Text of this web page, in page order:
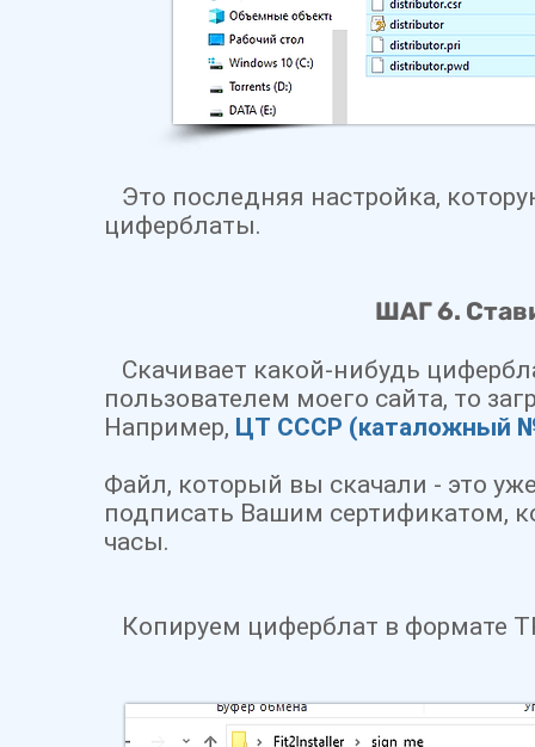
Это последняя настройка,
циферблаты.
ШАГ 6.
Скачивает какой-нибудь
пользователем моего сайта, то
Например, ЦТ СССР (каталожный
Файл, который вы скачали - это
подписать Вашим сертификатом,
часы.
Копируем циферблат в формате